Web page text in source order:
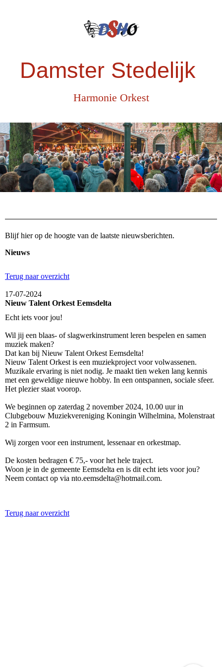
Damster Stedelijk
Harmonie Orkest
Blijf hier op de hoogte van de laatste nieuwsberichten.
Nieuws
Terug naar overzicht
17-07-2024
Nieuw Talent Orkest Eemsdelta
Echt iets voor jou!
Wil jij een blaas- of slagwerkinstrument leren bespelen en samen
muziek maken?
Dat kan bij Nieuw Talent Orkest Eemsdelta!
Nieuw Talent Orkest is een muziekproject voor volwassenen.
Muzikale ervaring is niet nodig. Je maakt tien weken lang kennis
met een geweldige nieuwe hobby. In een ontspannen, sociale sfeer.
Het plezier staat voorop.
We beginnen op zaterdag 2 november 2024, 10.00 uur in
Clubgebouw Muziekvereniging Koningin Wilhelmina, Molenstraat
2 in Farmsum.
Wij zorgen voor een instrument, lessenaar en orkestmap.
De kosten bedragen € 75,- voor het hele traject.
Woon je in de gemeente Eemsdelta en is dit echt iets voor jou?
Neem contact op via nto.eemsdelta@hotmail.com.
Terug naar overzicht